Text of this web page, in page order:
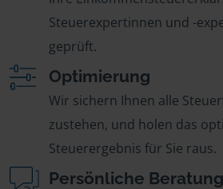
Steuerexpertinnen und -
geprüft.
Optimierung
Wir sichern Ihnen alle
zustehen, und holen das
Steuerergebnis für Sie raus.
Persönliche Beratung